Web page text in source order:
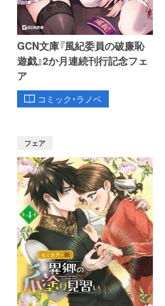
GCN文庫『風紀委員の破廉恥
遊戯』2か月連続刊行記念フェ
ア
コミック・ラノベ
フェア